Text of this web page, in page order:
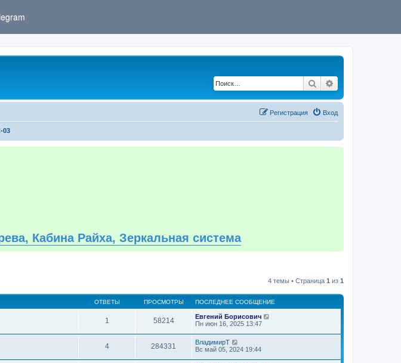
Поиск
Вход
Регистрация
03
Кабина Райха, Зеркальная система
4 темы • Страница 1 из 1
ОТВЕТЫ ПРОСМОТРЫ ПОСЛЕДНЕЕ СООБЩЕНИЕ
1 58214
Евгений Борисович
Пн июн 16, 2025 13:47
4 284331
ВладимирТ
Вс май 05, 2024 19:44